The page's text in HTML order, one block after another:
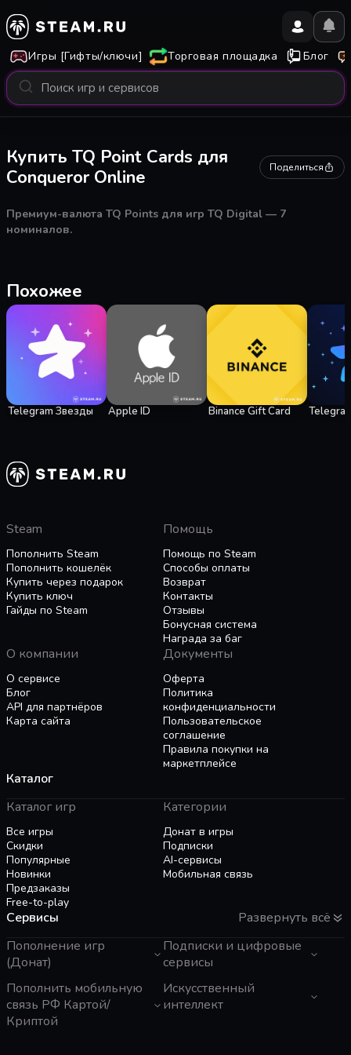
Игры [Гифты/ключи] Торговая площадка Блог
Купить TQ Point Cards для
Conqueror Online
Поделиться
Премиум-валюта TQ Points для игр TQ Digital — 7
номиналов.
Похожее
Telegram Звезды Apple ID Binance Gift Card
Steam
Пополнить Steam
Пополнить кошелёк
Купить через подарок
Купить ключ
Гайды по Steam
Помощь
Помощь по Steam
Способы оплаты
Возврат
Контакты
Отзывы
Бонусная система
Награда за баг
О компании
О сервисе
Блог
API для партнёров
Карта сайта
Документы
Оферта
Политика
конфиденциальности
Пользовательское
соглашение
Правила покупки на
маркетплейсе
Каталог
Каталог игр
Все игры
Скидки
Популярные
Новинки
Предзаказы
Free-to-play
Категории
Донат в игры
Подписки
AI-сервисы
Мобильная связь
Сервисы
Развернуть всё
Пополнение игр
(Донат)
GTA 6
Пополнение Steam
Roblox
Genshin Impact
Подписки и цифровые
сервисы
Telegram Звезды
Apple ID
Пополнить мобильную
связь РФ Картой/
Криптой
Искусственный
интеллект